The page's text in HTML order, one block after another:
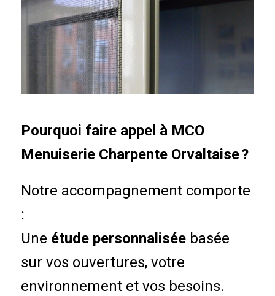
Pourquoi faire appel à MCO
Menuiserie Charpente Orvaltaise ?
Notre accompagnement comporte
:
Une étude personnaliséebasée
sur vos ouvertures, votre
environnement et vos besoins.